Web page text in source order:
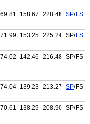
69.81 158.67 228.48 SP/FS
71.99 153.25 225.24 SP/FS
74.02 142.46 216.48 SP/FS
74.04 139.23 213.27 SP/FS
70.61 138.29 208.90 SP/FS